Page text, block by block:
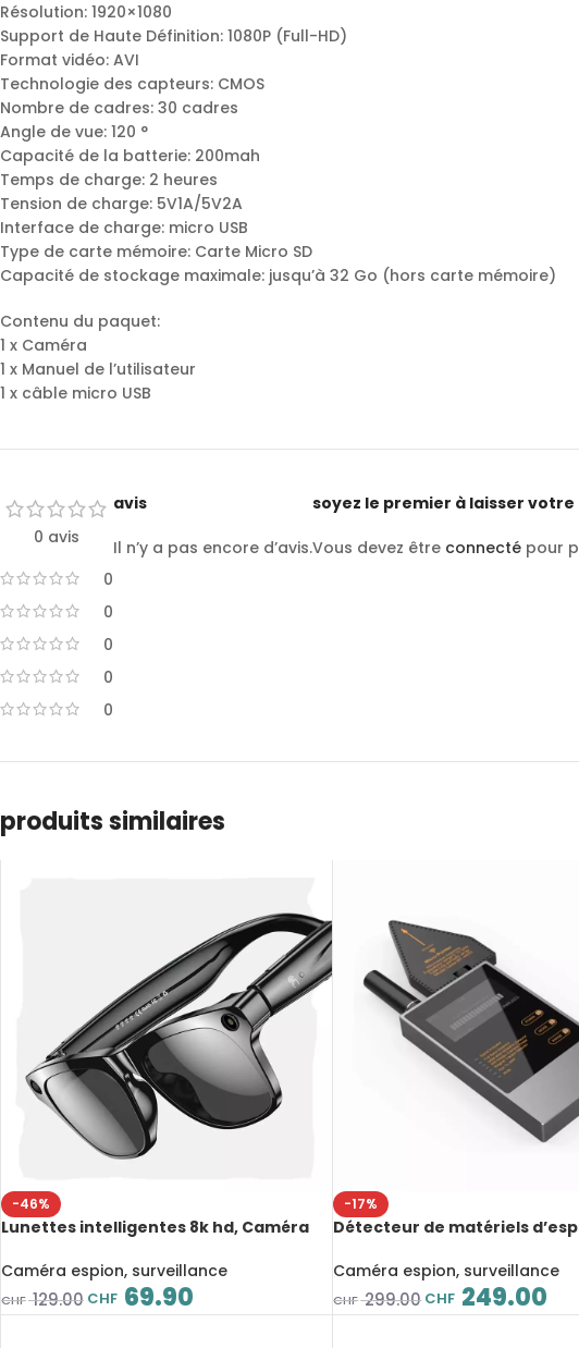
Résolution: 1920×1080
Support de Haute Définition: 1080P (Full-HD)
Format vidéo: AVI
Technologie des capteurs: CMOS
Nombre de cadres: 30 cadres
Angle de vue: 120 °
Capacité de la batterie: 200mah
Temps de charge: 2 heures
Tension de charge: 5V1A/5V2A
Interface de charge: micro USB
Type de carte mémoire: Carte Micro SD
Capacité de stockage maximale: jusqu’à 32 Go (hors carte mémoire)
Contenu du paquet:
1 x Caméra
1 x Manuel de l’utilisateur
1 x câble micro USB
0 avis
0
0
0
0
0
avis
Il n’y a pas encore d’avis.
soyez le premier à laisser votre
Vous devez être connecté pour
produits similaires
-46%
Lunettes intelligentes 8k hd, Caméra
Assistant vocal
Caméra espion, surveillance
CHF129.00 CHF 69.90
-17%
Détecteur de matériels
écoute électronique, radar
Caméra espion, surveillance
CHF299.00 CHF 249.00